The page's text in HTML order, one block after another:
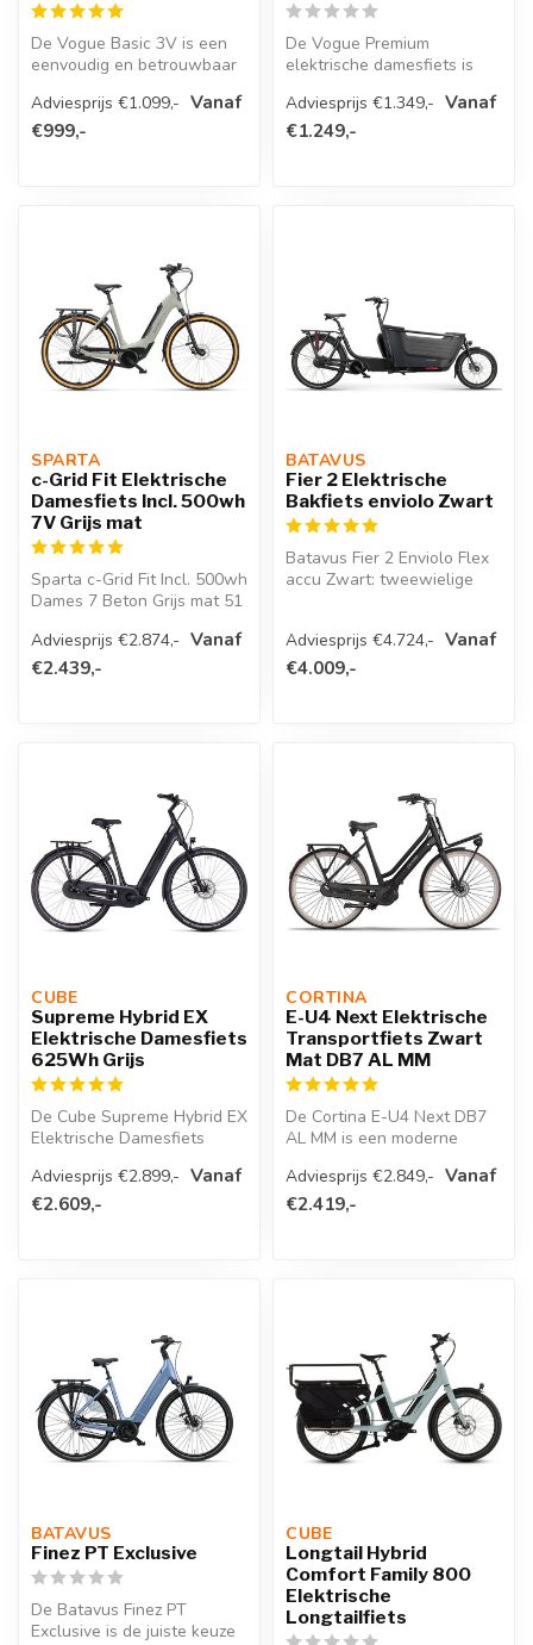
De Vogue Basic 3V is een
eenvoudig en betrouwbaar
zonder ge...
Adviesprijs €1.099,- Vanaf
€999,-
De Vogue Premium
elektrische damesfiets is
met een still...
Adviesprijs €1.349,- Vanaf
€1.249,-
SPARTA
c-Grid Fit Elektrische
Damesfiets Incl. 500wh
7V Grijs mat
Sparta c-Grid Fit Incl. 500wh
Dames 7 Beton Grijs mat 51
Adviesprijs €2.874,- Vanaf
€2.439,-
BATAVUS
Fier 2 Elektrische
Bakfiets enviolo Zwart
Batavus Fier 2 Enviolo Flex
accu Zwart: tweewielige
Adviesprijs €4.724,- Vanaf
€4.009,-
CUBE
Supreme Hybrid EX
Elektrische Damesfiets
625Wh Grijs
De Cube Supreme Hybrid EX
Elektrische Damesfiets
soepele l...
Adviesprijs €2.899,- Vanaf
€2.609,-
CORTINA
E-U4 Next Elektrische
Transportfiets Zwart
Mat DB7 AL MM
De Cortina E-U4 Next DB7
AL MM is een moderne
met all...
Adviesprijs €2.849,- Vanaf
€2.419,-
BATAVUS
Finez PT Exclusive
De Batavus Finez PT
Exclusive is de juiste keuze
CUBE
Longtail Hybrid
Comfort Family 800
Elektrische
Longtailfiets